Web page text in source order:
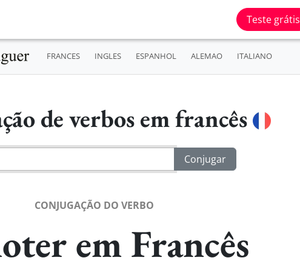
Teste grátis
FRANCES INGLES ESPANHOL ALEMAO ITALIANO
de verbos em francês
CONJUGAÇÃO DO VERBO
em Francês